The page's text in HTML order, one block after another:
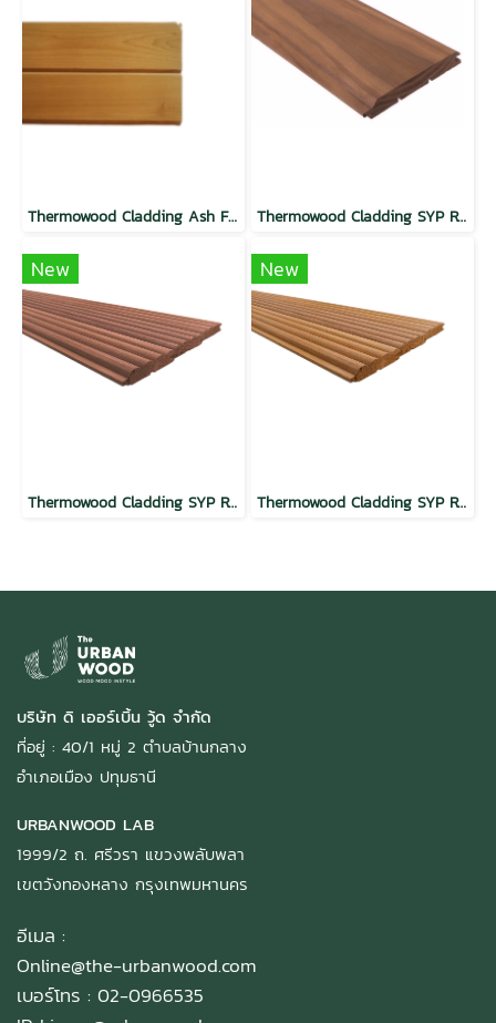
Thermowood Cladding Ash Flat TG Butterscotch Thermowood Cladding SYP Regular Wave Mocha
New
Thermowood Cladding SYP Round Wave Mocha
New
Thermowood Cladding SYP Round Wave Butterscotch
บริษัท ดิ เออร์เบิ้น วู้ด จำกัด
ที่อยู่ : 40/1 หมู่ 2 ตำบลบ้านกลาง
อำเภอเมือง ปทุมธานี
URBANWOOD LAB
1999/2 ถ. ศรีวรา แขวงพลับพลา
เขตวังทองหลาง กรุงเทพมหานคร
อีเมล :
Online@the-urbanwood.com
เบอร์โทร : 02-0966535